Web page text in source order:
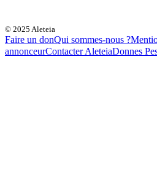
© 2025 Aleteia
Faire un donQui sommes-nous ?
annonceurContacter AleteiaDonnes